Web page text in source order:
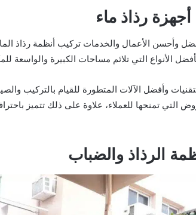
رذاذ ماء
الأعمال والخدمات تركيب أنظمة رذاذ الماء
الأنواع التي تلائم مساحات الكبيرة والواسعة
وأفضل الآلات المتطورة للقيام بالتركيب
التي تمنحها للعملاء، علاوة على ذلك تتميز
الرذاذ والضباب